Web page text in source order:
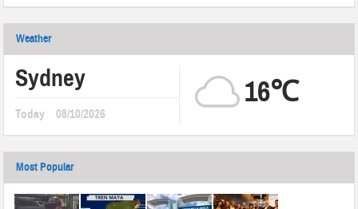
Weather
Sydney
Today 08/10/2026
16℃
Most Popular